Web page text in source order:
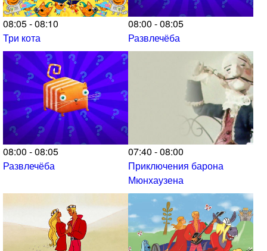
08:05 - 08:10
Три кота
08:00 - 08:05
Развлечёба
08:00 - 08:05
Развлечёба
07:40 - 08:00
Приключения барона
Мюнхаузена